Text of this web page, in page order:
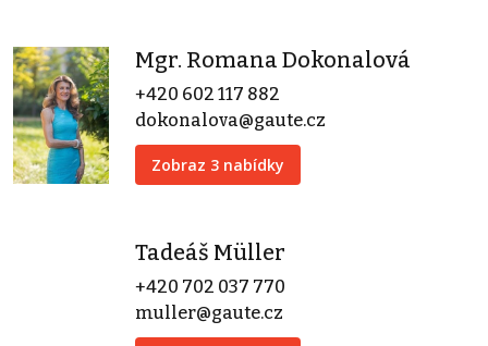
Mgr. Romana Dokonalová
+420 602 117 882
dokonalova@gaute.cz
Zobraz 3 nabídky
Tadeáš Müller
+420 702 037 770
muller@gaute.cz